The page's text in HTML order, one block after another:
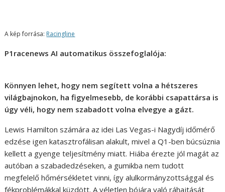
A kép forrása: Racingline
P1racenews AI automatikus összefoglalója:
Könnyen lehet, hogy nem segített volna a hétszeres
világbajnokon, ha figyelmesebb, de korábbi csapattársa is
úgy véli, hogy nem szabadott volna elvegye a gázt.
Lewis Hamilton számára az idei Las Vegas-i Nagydíj időmérő
edzése igen katasztrofálisan alakult, mivel a Q1-ben búcsúznia
kellett a gyenge teljesítmény miatt. Hiába érezte jól magát az
autóban a szabadedzéseken, a gumikba nem tudott
megfelelő hőmérsékletet vinni, így alulkormányzottsággal és
fékproblémákkal küzdött. A véletlen bójára való ráhajtását